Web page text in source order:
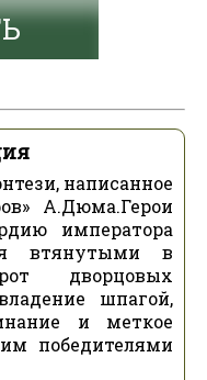
написанное
А.Дюма.Герои
императора
втянутыми в
дворцовых
шпагой,
и меткое
победителями